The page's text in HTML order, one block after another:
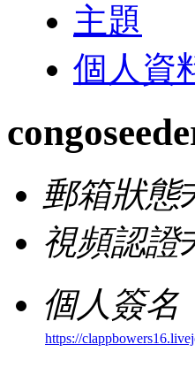
主題
個人資
郵箱狀態
視頻認證
個人簽名
https://